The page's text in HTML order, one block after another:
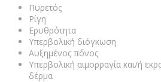
Πυρετός
Ρίγη
Ερυθρότητα
Υπερβολική διόγκωση
Αυξημένος πόνος
Υπερβολική αιμορραγία και/ή
δέρμα